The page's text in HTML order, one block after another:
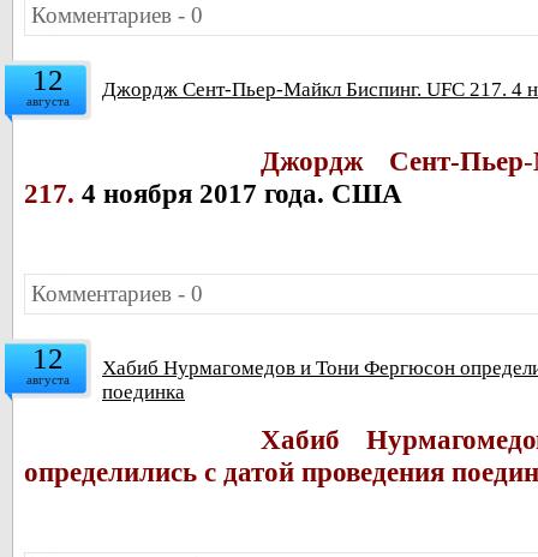
Комментариев - 0
12
августа Джордж Сент-Пьер-Майкл Биспинг. UFC 217. 4
Джордж Сент-Пьер-
217. 4 ноября 2017 года. США
Комментариев - 0
12
августа
Хабиб Нурмагомедов и Тони Фергюсон
поединка
Хабиб
определились с датой проведения